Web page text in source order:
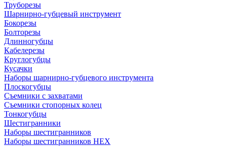
Труборезы
Шарнирно-губцевый инструмент
Бокорезы
Болторезы
Длинногубцы
Кабелерезы
Круглогубцы
Кусачки
Наборы шарнирно-губцевого инструмента
Плоскогубцы
Съемники с захватами
Съемники стопорных колец
Тонкогубцы
Шестигранники
Наборы шестигранников
Наборы шестигранников HEX